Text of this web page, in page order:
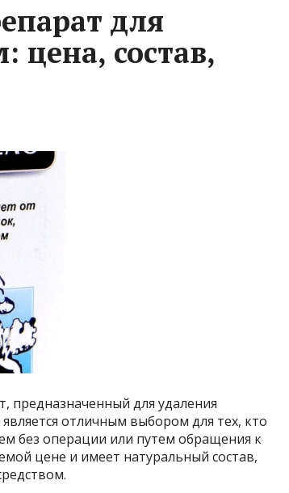
для
цена, состав,
предназначенный для удаления
отличным выбором для тех, кто
без операции или путем обращения к
цене и имеет натуральный состав,